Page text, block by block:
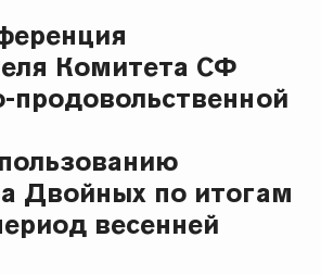
Комитета СФ
продовольственной
Двойных по итогам
весенней